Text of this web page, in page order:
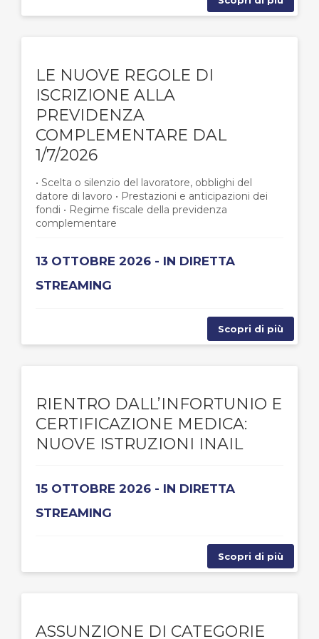
LE NUOVE REGOLE DI
ISCRIZIONE ALLA
PREVIDENZA
COMPLEMENTARE DAL
1/7/2026
• Scelta o silenzio del lavoratore, obblighi del
datore di lavoro • Prestazioni e anticipazioni dei
fondi • Regime fiscale della previdenza
complementare
13 OTTOBRE 2026 - IN DIRETTA
STREAMING
Scopri di più
RIENTRO DALL’INFORTUNIO E
CERTIFICAZIONE MEDICA:
NUOVE ISTRUZIONI INAIL
15 OTTOBRE 2026 - IN DIRETTA
STREAMING
Scopri di più
ASSUNZIONE DI CATEGORIE